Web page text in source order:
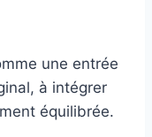
une entrée
à intégrer
équilibrée.